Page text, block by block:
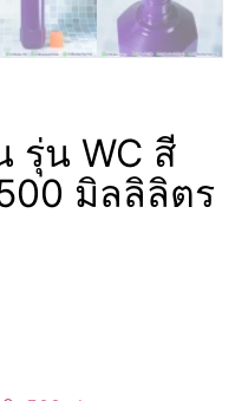
รุ่น WC สี
มิลลิลิตร